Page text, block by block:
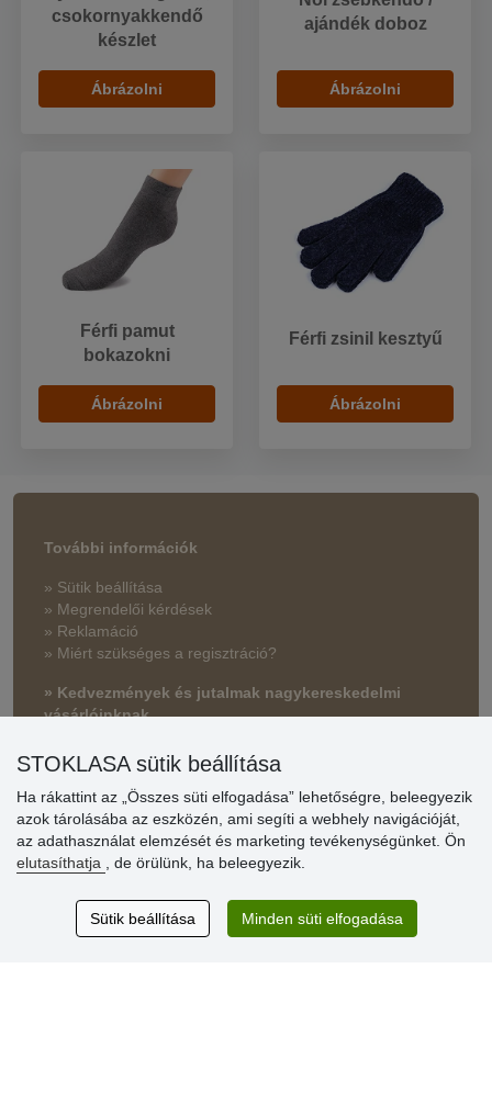
csokornyakkendő
készlet
Ábrázolni
ajándék doboz
Ábrázolni
Férfi pamut
bokazokni
Ábrázolni
Férfi zsinil kesztyű
Ábrázolni
További információk
» Sütik beállítása
» Megrendelői kérdések
» Reklamáció
» Miért szükséges a regisztráció?
» Kedvezmények és jutalmak nagykereskedelmi
vásárlóinknak
» Súgó
Vásárlók
értékelése
Excellent service
Thank you.
STOKLASA sütik beállítása
Ha rákattint az „Összes süti elfogadása” lehetőségre, beleegyezik
azok tárolásába az eszközén, ami segíti a webhely navigációját,
az adathasználat elemzését és marketing tevékenységünket. Ön
elutasíthatja
, de örülünk, ha beleegyezik.
Sütik beállítása Minden süti elfogadása